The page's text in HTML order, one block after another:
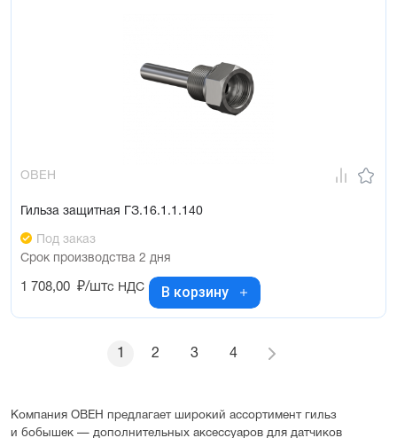
ОВЕН
Гильза защитная ГЗ.16.1.1.140
Под заказ
Срок производства 2 дня
1 708,00 ₽/штс НДС В корзину
1 2 3 4
Компания ОВЕН предлагает широкий ассортимент гильз
и бобышек — дополнительных аксессуаров для датчиков